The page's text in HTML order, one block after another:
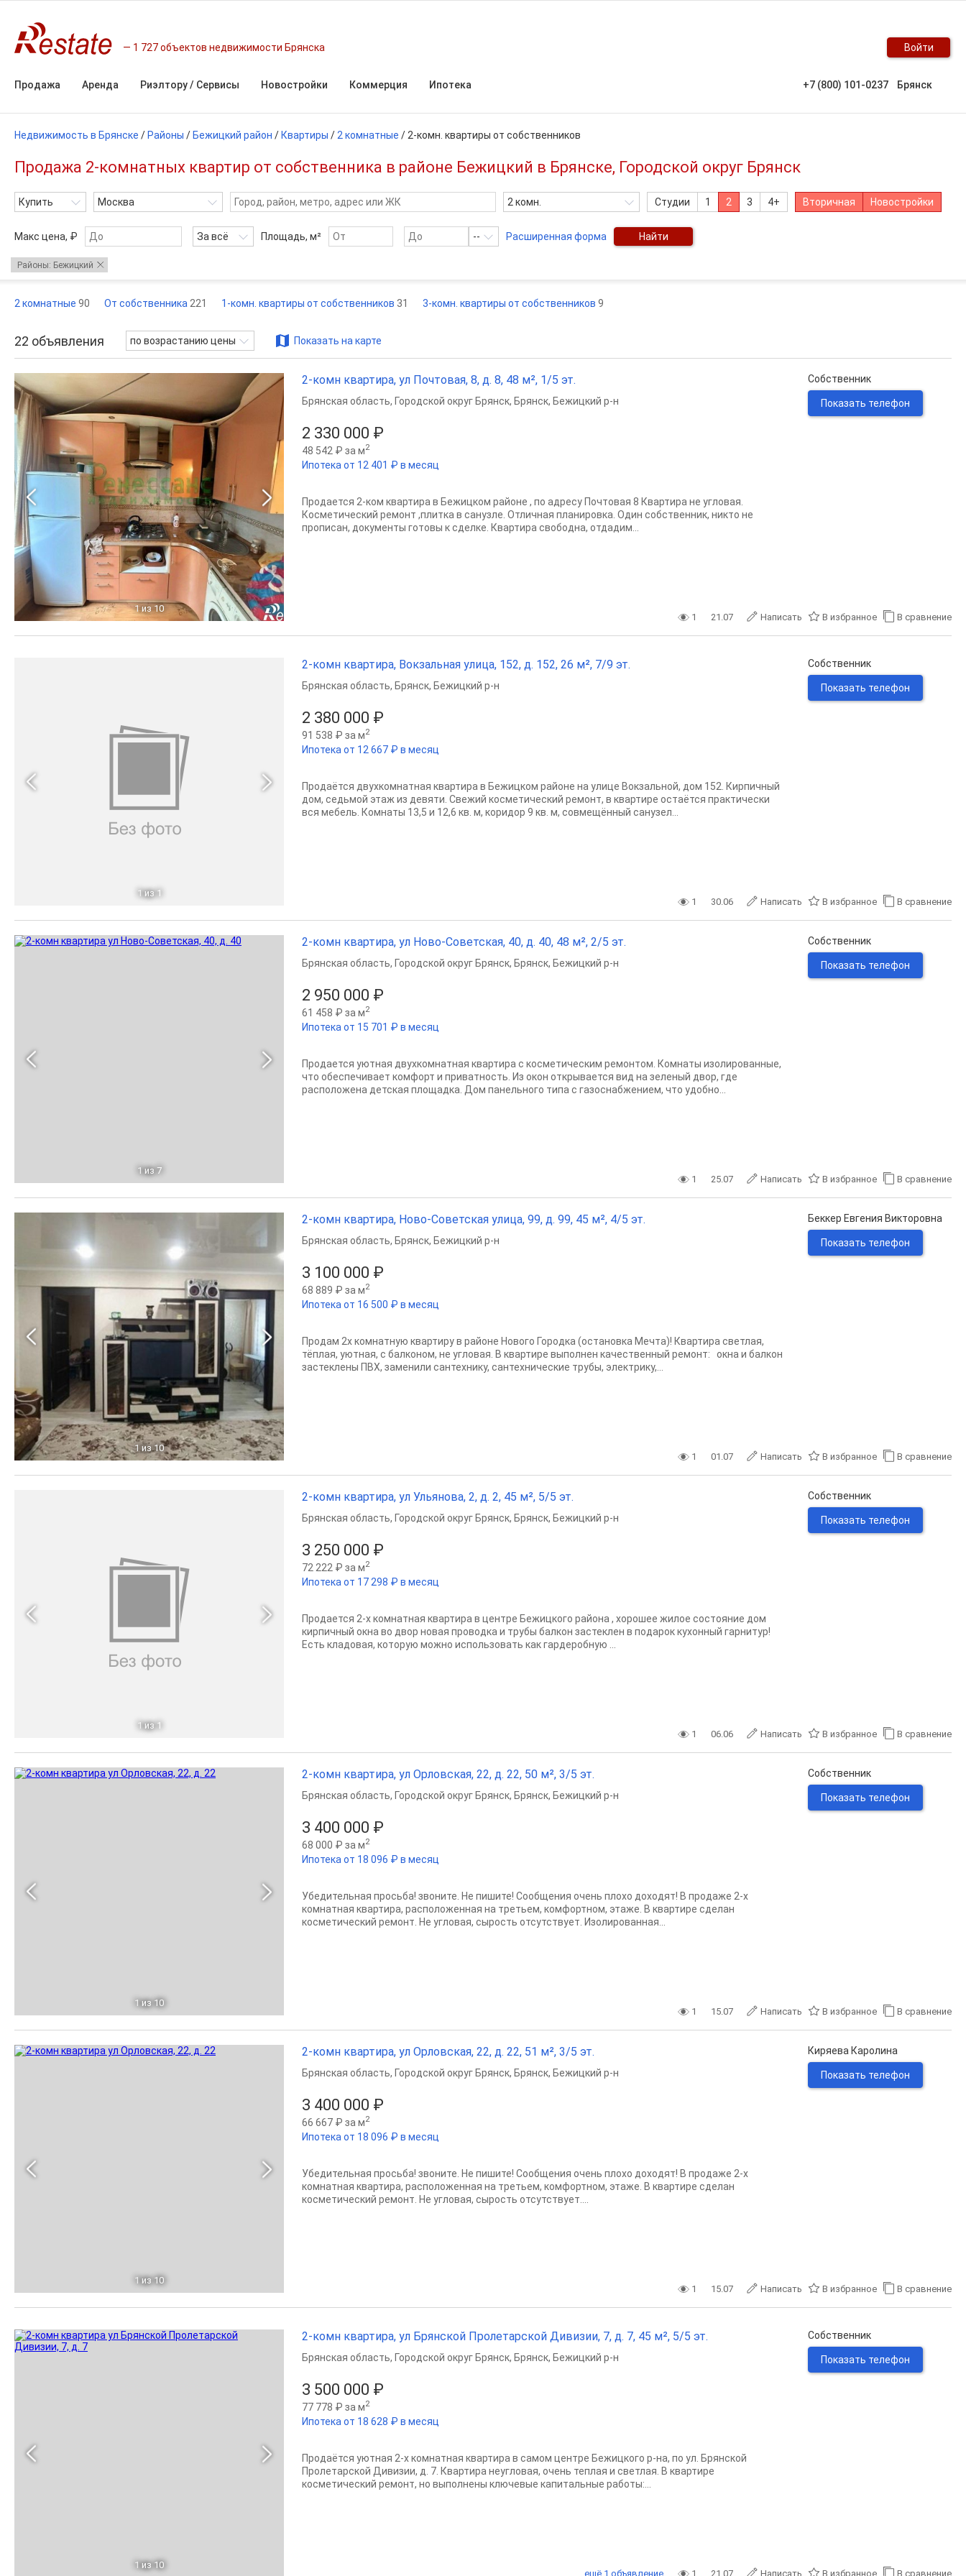
1 727 объектов недвижимости Брянска Войти
Продажа Аренда Риэлтору / Сервисы Новостройки Коммерция Ипотека +7 (800) 101-0237 Брянск
Недвижимость в Брянске / Районы / Бежицкий район / Квартиры / 2 комнатные / 2-комн. квартиры от собственников
Продажа 2-комнатных квартир от собственника в районе Бежицкий в Брянске, Городской округ Брянск
Купить Москва 2 комн. Студии 1 2 3 4+ Вторичная Новостройки
Макс цена, ₽ За всё Площадь, м² -- Расширенная форма Найти
Районы: Бежицкий
2 комнатные 90 От собственника 221 1-комн. квартиры от собственников 31 3-комн. квартиры от собственников 9
22 объявления по возрастанию цены Показать на карте
1 из 10
2-комн квартира, ул Почтовая, 8, д. 8, 48 м², 1/5 эт.
2 330 000 ₽
48 542 ₽ за м2
Ипотека от 12 401 ₽ в месяц
Брянская область, Городской округ Брянск, Брянск, Бежицкий р-н
Продается 2-ком квартира в Бежицком районе , по адресу Почтовая 8 Квартира не угловая.
Косметический ремонт ,плитка в санузле. Отличная планировка. Один собственник, никто не
прописан, документы готовы к сделке. Квартира свободна, отдадим...
Собственник
Показать телефон
1 21.07 Написать В избранное В сравнение
1 из 1
2-комн квартира, Вокзальная улица, 152, д. 152, 26 м², 7/9 эт.
2 380 000 ₽
91 538 ₽ за м2
Ипотека от 12 667 ₽ в месяц
Брянская область, Брянск, Бежицкий р-н
Продаётся двухкомнатная квартира в Бежицком районе на улице Вокзальной, дом 152. Кирпичный
дом, седьмой этаж из девяти. Свежий косметический ремонт, в квартире остаётся практически
вся мебель. Комнаты 13,5 и 12,6 кв. м, коридор 9 кв. м, совмещённый санузел...
Собственник
Показать телефон
1 30.06 Написать В избранное В сравнение
1 из 7
2-комн квартира, ул Ново-Советская, 40, д. 40, 48 м², 2/5 эт.
2 950 000 ₽
61 458 ₽ за м2
Ипотека от 15 701 ₽ в месяц
Брянская область, Городской округ Брянск, Брянск, Бежицкий р-н
Продается уютная двухкомнатная квартира с косметическим ремонтом. Комнаты изолированные,
что обеспечивает комфорт и приватность. Из окон открывается вид на зеленый двор, где
расположена детская площадка. Дом панельного типа с газоснабжением, что удобно...
Собственник
Показать телефон
1 25.07 Написать В избранное В сравнение
1 из 10
2-комн квартира, Ново-Советская улица, 99, д. 99, 45 м², 4/5 эт.
3 100 000 ₽
68 889 ₽ за м2
Ипотека от 16 500 ₽ в месяц
Брянская область, Брянск, Бежицкий р-н
Продам 2х комнатную квартиру в районе Нового Городка (остановка Мечта)! Квартира светлая,
тёплая, уютная, с балконом, не угловая. В квартире выполнен качественный ремонт: окна и балкон
застеклены ПВХ, заменили сантехнику, сантехнические трубы, электрику,...
Беккер Евгения Викторовна
Показать телефон
1 01.07 Написать В избранное В сравнение
1 из 1
2-комн квартира, ул Ульянова, 2, д. 2, 45 м², 5/5 эт.
3 250 000 ₽
72 222 ₽ за м2
Ипотека от 17 298 ₽ в месяц
Брянская область, Городской округ Брянск, Брянск, Бежицкий р-н
Продается 2-х комнатная квартира в центре Бежицкого района , хорошее жилое состояние дом
кирпичный окна во двор новая проводка и трубы балкон застеклен в подарок кухонный гарнитур!
Есть кладовая, которую можно использовать как гардеробную ...
Собственник
Показать телефон
1 06.06 Написать В избранное В сравнение
1 из 10
2-комн квартира, ул Орловская, 22, д. 22, 50 м², 3/5 эт.
3 400 000 ₽
68 000 ₽ за м2
Ипотека от 18 096 ₽ в месяц
Брянская область, Городской округ Брянск, Брянск, Бежицкий р-н
Убедительная просьба! звоните. Не пишите! Сообщения очень плохо доходят! В продаже 2-х
комнатная квартира, расположенная на третьем, комфортном, этаже. В квартире сделан
косметический ремонт. Не угловая, сырость отсутствует. Изолированная...
Собственник
Показать телефон
1 15.07 Написать В избранное В сравнение
1 из 10
2-комн квартира, ул Орловская, 22, д. 22, 51 м², 3/5 эт.
3 400 000 ₽
66 667 ₽ за м2
Ипотека от 18 096 ₽ в месяц
Брянская область, Городской округ Брянск, Брянск, Бежицкий р-н
Убедительная просьба! звоните. Не пишите! Сообщения очень плохо доходят! В продаже 2-х
комнатная квартира, расположенная на третьем, комфортном, этаже. В квартире сделан
косметический ремонт. Не угловая, сырость отсутствует....
Киряева Каролина
Показать телефон
1 15.07 Написать В избранное В сравнение
1 из 10
2-комн квартира, ул Брянской Пролетарской Дивизии, 7, д. 7, 45 м², 5/5 эт.
3 500 000 ₽
77 778 ₽ за м2
Ипотека от 18 628 ₽ в месяц
Брянская область, Городской округ Брянск, Брянск, Бежицкий р-н
Продаётся уютная 2-х комнатная квартира в самом центре Бежицкого р-на, по ул. Брянской
Пролетарской Дивизии, д. 7. Квартира неугловая, очень теплая и светлая. В квартире
косметический ремонт, но выполнены ключевые капитальные работы:...
Собственник
Показать телефон
1 21.07 Написать В избранное В сравнение
ещё 1 объявление